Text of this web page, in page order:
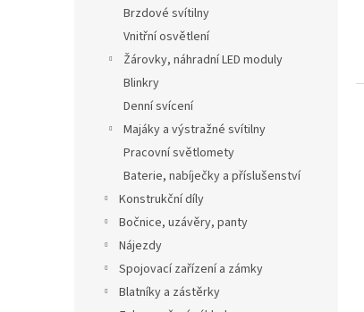
Brzdové svítilny
Vnitřní osvětlení
Žárovky, náhradní LED moduly
Blinkry
Denní svícení
Majáky a výstražné svítilny
Pracovní světlomety
Baterie, nabíječky a příslušenství
Konstrukční díly
Bočnice, uzávěry, panty
Nájezdy
Spojovací zařízení a zámky
Blatníky a zástěrky